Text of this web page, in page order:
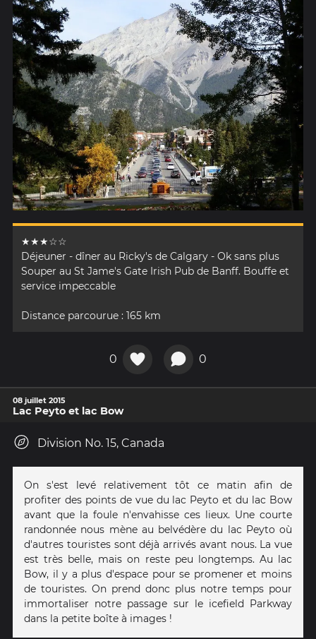
★★★☆☆
Déjeuner - dîner au Ricky's de Calgary - Ok sans plus
Souper au St Jame's Gate Irish Pub de Banff. Bouffe et
service impeccable
Distance parcourue : 165 km
0 0
08 juillet 2015
Lac Peyto et lac Bow
Division No. 15, Canada
On s'est levé relativement tôt ce matin afin de
profiter des points de vue du lac Peyto et du lac Bow
avant que la foule n'envahisse ces lieux. Une courte
randonnée nous mène au belvédère du lac Peyto où
d'autres touristes sont déjà arrivés avant nous. La vue
est très belle, mais on reste peu longtemps. Au lac
Bow, il y a plus d'espace pour se promener et moins
de touristes. On prend donc plus notre temps pour
immortaliser notre passage sur le icefield Parkway
dans la petite boîte à images !